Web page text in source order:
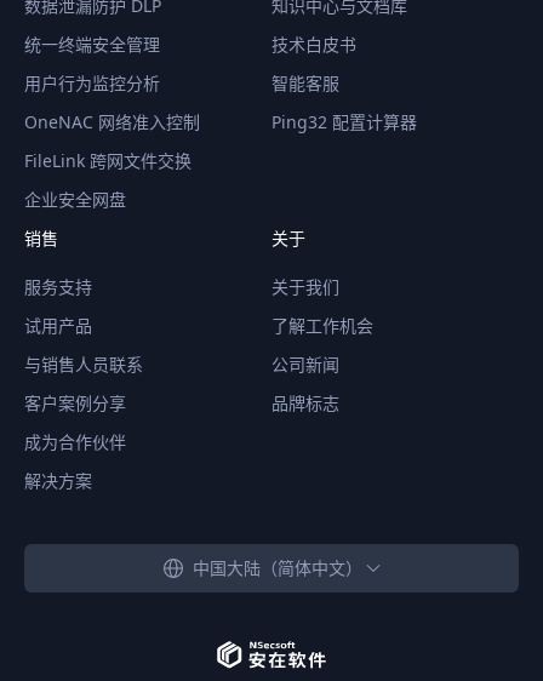
数据泄漏防护 DLP
统一终端安全管理
用户行为监控分析
OneNAC 网络准入控制
FileLink 跨网文件交换
企业安全网盘
知识中心与文档库
技术白皮书
智能客服
Ping32 配置计算器
销售
服务支持
试用产品
与销售人员联系
客户案例分享
成为合作伙伴
解决方案
关于
关于我们
了解工作机会
公司新闻
品牌标志
中国大陆（简体中文）